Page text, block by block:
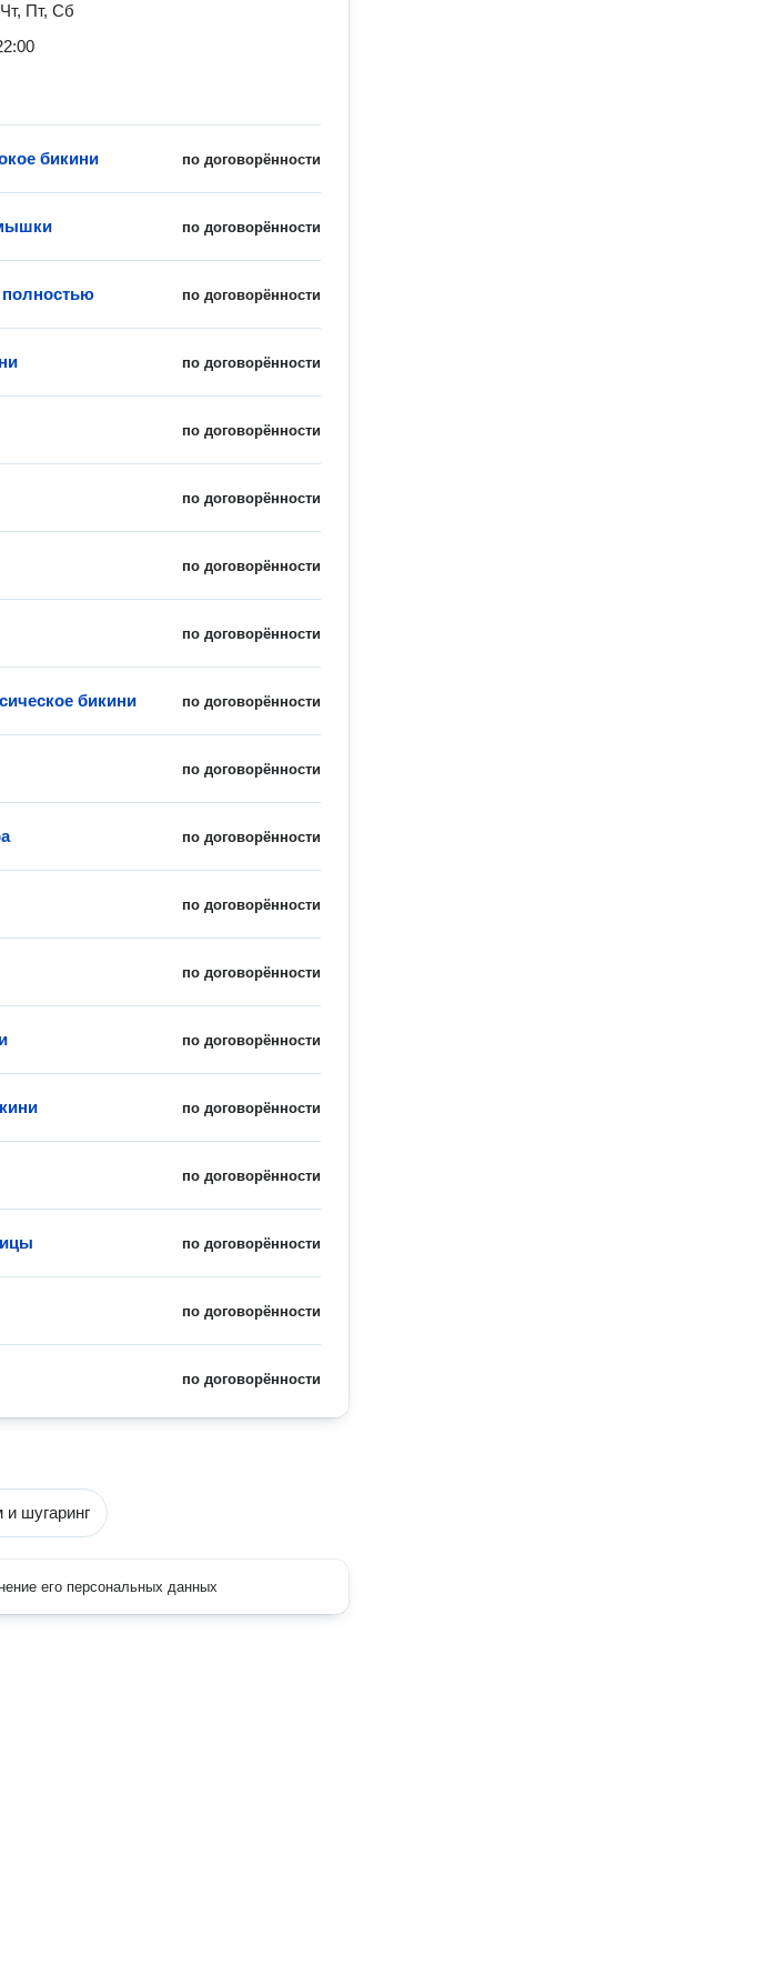
Пт, Сб
по договорённости
бикини
по договорённости
по договорённости
полностью
по договорённости
по договорённости
по договорённости
по договорённости
по договорённости
по договорённости
бикини
по договорённости
по договорённости
по договорённости
по договорённости
по договорённости
по договорённости
по договорённости
по договорённости
по договорённости
по договорённости
шугаринг
его персональных данных